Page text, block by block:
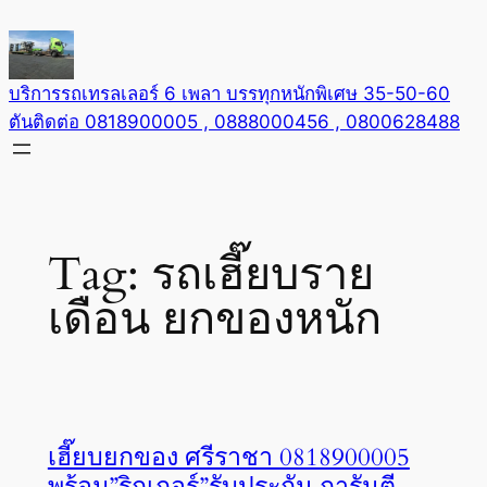
to
content
บริการรถเทรลเลอร์ 6 เพลา บรรทุกหนักพิเศษ 35-50-60
ตันติดต่อ 0818900005 , 0888000456 , 0800628488
Tag: รถเฮี๊ยบราย
เดือน ยกของหนัก
เฮี๊ยบยกของ ศรีราชา 0818900005